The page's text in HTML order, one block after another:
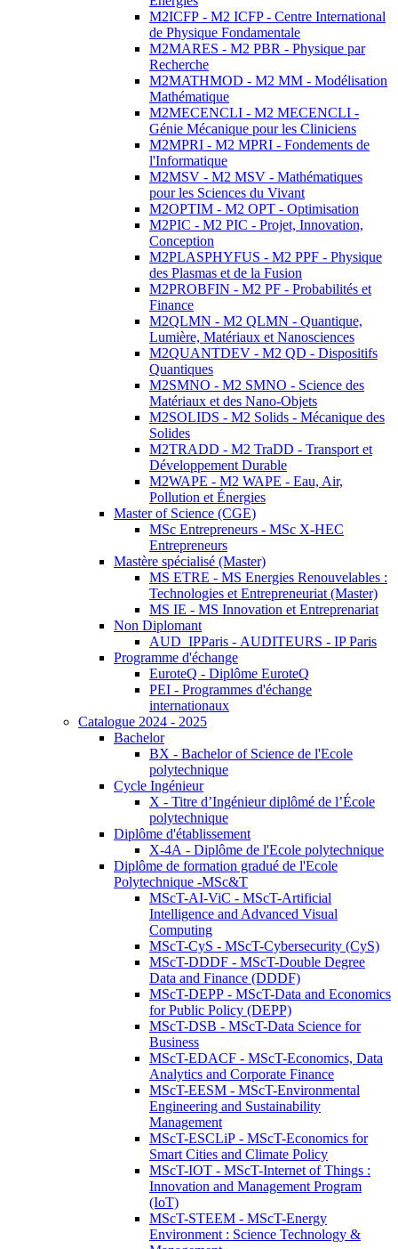
M2ICFP - M2 ICFP - Centre International
de Physique Fondamentale
M2MARES - M2 PBR - Physique par
Recherche
M2MATHMOD - M2 MM - Modélisation
Mathématique
M2MECENCLI - M2 MECENCLI -
Génie Mécanique pour les Cliniciens
M2MPRI - M2 MPRI - Fondements de
l'Informatique
M2MSV - M2 MSV - Mathématiques
pour les Sciences du Vivant
M2OPTIM - M2 OPT - Optimisation
M2PIC - M2 PIC - Projet, Innovation,
Conception
M2PLASPHYFUS - M2 PPF - Physique
des Plasmas et de la Fusion
M2PROBFIN - M2 PF - Probabilités et
Finance
M2QLMN - M2 QLMN - Quantique,
Lumière, Matériaux et Nanosciences
M2QUANTDEV - M2 QD - Dispositifs
Quantiques
M2SMNO - M2 SMNO - Science des
Matériaux et des Nano-Objets
M2SOLIDS - M2 Solids - Mécanique des
Solides
M2TRADD - M2 TraDD - Transport et
Développement Durable
M2WAPE - M2 WAPE - Eau, Air,
Pollution et Énergies
Master of Science (CGE)
MSc Entrepreneurs - MSc X-HEC
Entrepreneurs
Mastère spécialisé (Master)
MS ETRE - MS Energies Renouvelables :
Technologies et Entrepreneuriat (Master)
MS IE - MS Innovation et Entreprenariat
Non Diplomant
AUD_IPParis - AUDITEURS - IP Paris
Programme d'échange
EuroteQ - Diplôme EuroteQ
PEI - Programmes d'échange
internationaux
Catalogue 2024 - 2025
Bachelor
BX - Bachelor of Science de l'Ecole
polytechnique
Cycle Ingénieur
X - Titre d’Ingénieur diplômé de l’École
polytechnique
Diplôme d'établissement
X-4A - Diplôme de l'Ecole polytechnique
Diplôme de formation gradué de l'Ecole
Polytechnique -MSc&T
MScT-AI-ViC - MScT-Artificial
Intelligence and Advanced Visual
Computing
MScT-CyS - MScT-Cybersecurity (CyS)
MScT-DDDF - MScT-Double Degree
Data and Finance (DDDF)
MScT-DEPP - MScT-Data and Economics
for Public Policy (DEPP)
MScT-DSB - MScT-Data Science for
Business
MScT-EDACF - MScT-Economics, Data
Analytics and Corporate Finance
MScT-EESM - MScT-Environmental
Engineering and Sustainability
Management
MScT-ESCLiP - MScT-Economics for
Smart Cities and Climate Policy
MScT-IOT - MScT-Internet of Things :
Innovation and Management Program
(IoT)
MScT-STEEM - MScT-Energy
Environment : Science Technology &